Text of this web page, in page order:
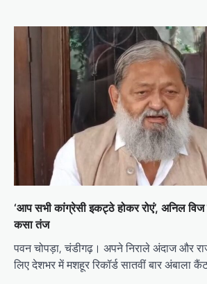
‘आप सभी कांग्रेसी इकट्ठे होकर रोएं’, अनिल
कसा तंज
पवन चोपड़ा, चंडीगढ़। अपने निराले अंदाज और
लिए देशभर में मशहूर रिकॉर्ड सातवीं बार अंबाला